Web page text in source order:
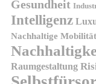
Gesundheit
Intelligenz
Nachhaltige Mobilität
Raumgestaltung